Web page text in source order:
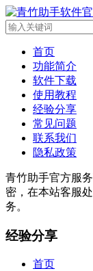
首页
功能简介
软件下载
使用教程
经验分享
常见问题
联系我们
隐私政策
青竹助手官方服
密，在本站客服
务。
经验分享
首页